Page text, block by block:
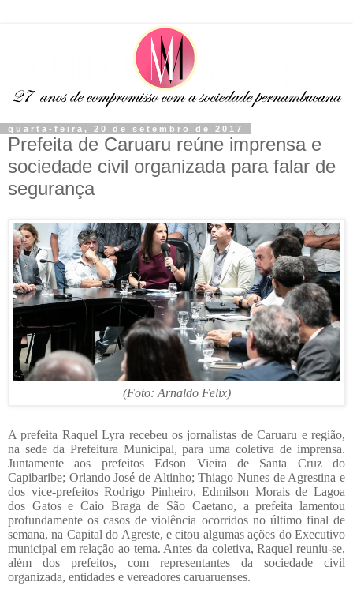
quarta-feira, 20 de setembro de 2017
Prefeita de Caruaru reúne imprensa e
sociedade civil organizada para falar de
segurança
(Foto: Arnaldo Felix)
A prefeita Raquel Lyra recebeu os jornalistas de Caruaru e região,
na sede da Prefeitura Municipal, para uma coletiva de imprensa.
Juntamente aos prefeitos Edson Vieira de Santa Cruz do
Capibaribe; Orlando José de Altinho; Thiago Nunes de Agrestina e
dos vice-prefeitos Rodrigo Pinheiro, Edmilson Morais de Lagoa
dos Gatos e Caio Braga de São Caetano, a prefeita lamentou
profundamente os casos de violência ocorridos no último final de
semana, na Capital do Agreste, e citou algumas ações do Executivo
municipal em relação ao tema. Antes da coletiva, Raquel reuniu-se,
além dos prefeitos, com representantes da sociedade civil
organizada, entidades e vereadores caruaruenses.